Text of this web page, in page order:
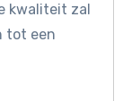
kwaliteit zal
tot een